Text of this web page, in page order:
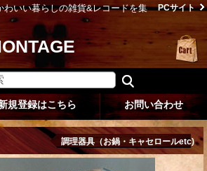
わいい暮らしの雑貨&レコードを集
PCサイト
規登録はこちら お問い合わせ
調理器具（お鍋・キャセロールetc)